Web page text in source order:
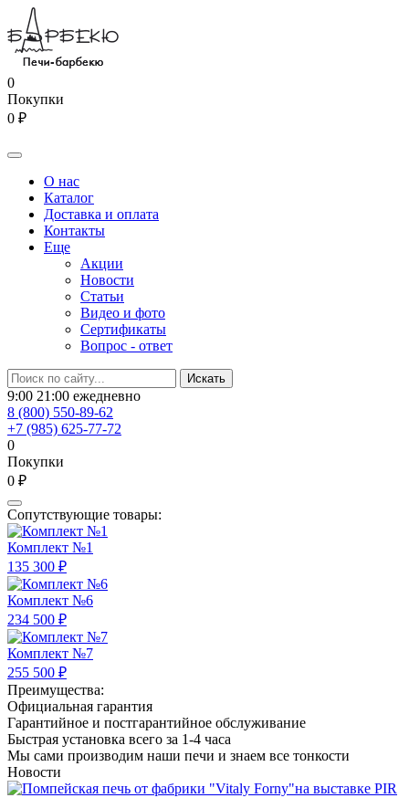
0
Покупки
0 ₽
О нас
Каталог
Доставка и оплата
Контакты
Еще
Акции
Новости
Статьи
Видео и фото
Сертификаты
Вопрос - ответ
9:00 21:00 ежедневно
8 (800) 550-89-62
+7 (985) 625-77-72
0
Покупки
0 ₽
Сопутствующие товары:
Комплект №1
135 300 ₽
Комплект №6
234 500 ₽
Комплект №7
255 500 ₽
Преимущества:
Официальная гарантия
Гарантийное и постгарантийное обслуживание
Быстрая установка всего за 1-4 часа
Мы сами производим наши печи и знаем все тонкости
Новости